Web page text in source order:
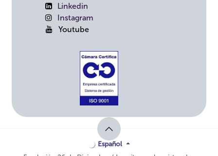
Linkedin
Instagram
Youtube
Español